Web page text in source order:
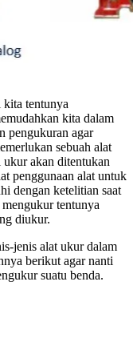
kita tentunya
kita dalam
pengukuran agar
sebuah alat
ukur akan ditentukan
penggunaan alat untuk
dengan ketelitian saat
tentunya
diukur.
jenis alat ukur dalam
berikut agar nanti
suatu benda.